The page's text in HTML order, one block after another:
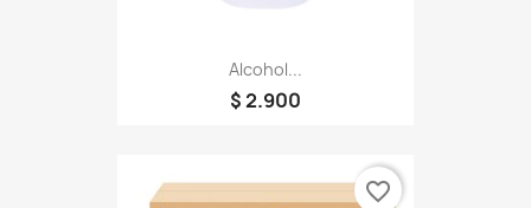
Alcohol...
$ 2.900
favorite_border